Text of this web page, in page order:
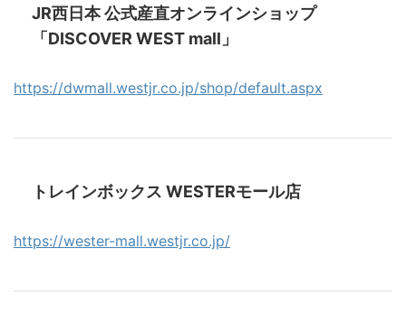
JR西日本 公式産直オンラインショップ
「DISCOVER WEST mall」
https://dwmall.westjr.co.jp/shop/default.aspx
トレインボックス WESTERモール店
https://wester-mall.westjr.co.jp/